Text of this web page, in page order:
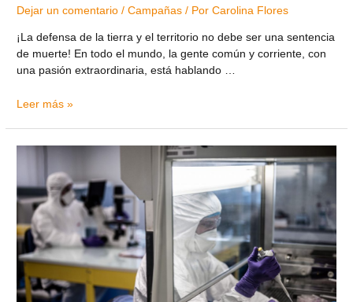
Dejar un comentario /Campañas / PorCarolina Flores
¡La defensa de la tierra y el territorio no debe ser una sentencia
de muerte! En todo el mundo, la gente común y corriente, con
una pasión extraordinaria, está hablando …
Leer más »